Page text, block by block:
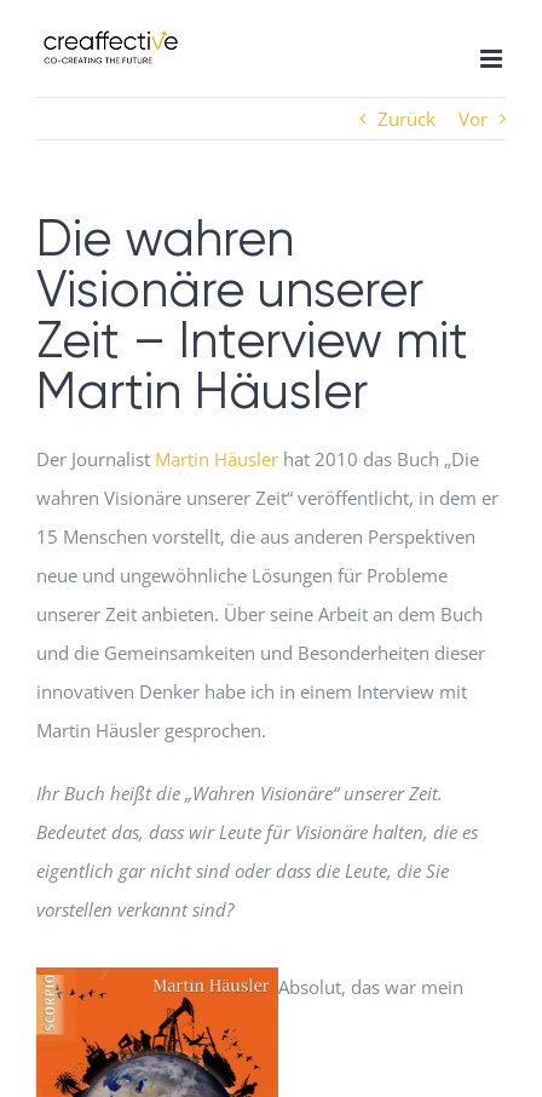
Inhalt
springen
Zurück
Vor
Die wahren
Visionäre unserer
Zeit – Interview mit
Martin Häusler
Der Journalist Martin Häuslerhat 2010 das Buch „Die
wahren Visionäre unserer Zeit“ veröffentlicht, in dem er
15 Menschen vorstellt, die aus anderen Perspektiven
neue und ungewöhnliche Lösungen für Probleme
unserer Zeit anbieten. Über seine Arbeit an dem Buch
und die Gemeinsamkeiten und Besonderheiten dieser
innovativen Denker habe ich in einem Interview mit
Martin Häusler gesprochen.
Ihr Buch heißt die „Wahren Visionäre“ unserer Zeit.
Bedeutet das, dass wir Leute für Visionäre halten, die es
eigentlich gar nicht sind oder dass die Leute, die Sie
vorstellen verkannt sind?
Absolut, das war mein